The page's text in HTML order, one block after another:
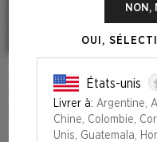
NON,
OUI,
États-unis
Livrer à: Argentine,
Chine, Colombie,
Unis, Guatemala,